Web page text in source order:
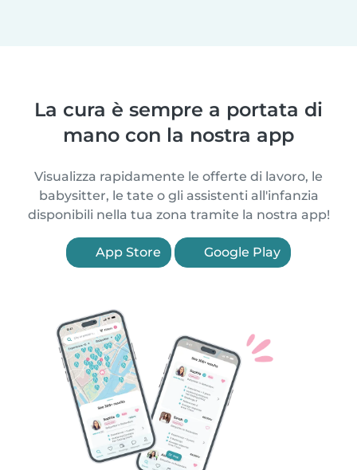
La cura è sempre a portata di
mano con la nostra app
Visualizza rapidamente le offerte di lavoro, le
babysitter, le tate o gli assistenti all'infanzia
disponibili nella tua zona tramite la nostra app!
App Store Google Play